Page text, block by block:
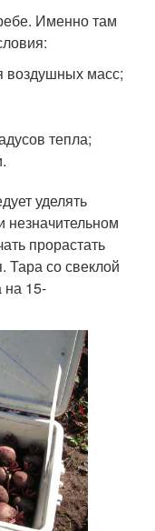
Именно там
воздушных масс;
тепла;
уделять
прорастать
Тара со свеклой
на 15-